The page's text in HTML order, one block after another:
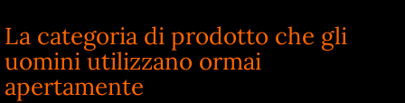
La categoria di prodotto che gli
uomini utilizzano ormai
apertamente